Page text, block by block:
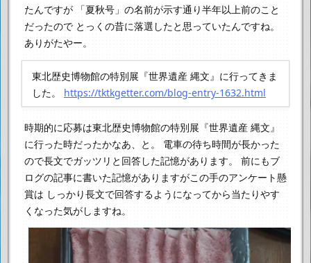
たんですが 「夏秋号」の名前が示す通り半年以上前のこと
だったので とっくの昔に落選したと思っていたんですね。
ありがたやー。
東北歴史博物館の特別展『世界遺産 縄文』に行ってきま
した。
https://tktkgetter.com/blog-entry-1632.html
時期的に応募は東北歴史博物館の特別展『世界遺産 縄文』
に行った時だったかなあ、と。
電車の待ち時間が長かった
ので長文でガッツリと回答した記憶があります。
前にもブ
ログの記事に書いた記憶がありますがこの手のアンケート懸
賞は しっかり長文で回答するようになってから当たりやす
くなった気がしますね。